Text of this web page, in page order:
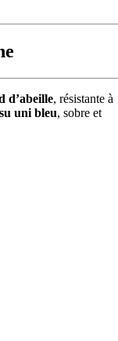
d’abeille, résistante à
uni bleu, sobre et